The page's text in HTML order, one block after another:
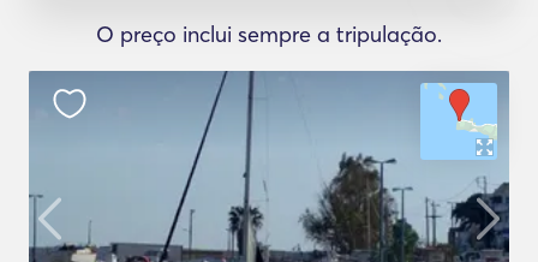
O preço inclui sempre a tripulação.